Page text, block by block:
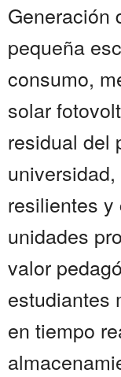
Generación
pequeña
consumo,
solar
residual del
resilientes
unidades
valor
estudiantes
en tiempo